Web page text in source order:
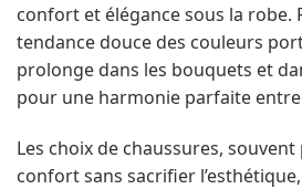
confort et élégance sous la robe.
tendance douce des couleurs
prolonge dans les bouquets et
pour une harmonie parfaite
Les choix de chaussures,
confort sans sacrifier